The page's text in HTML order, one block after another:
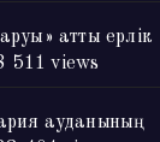
атты ерлік
511 views
ауданының